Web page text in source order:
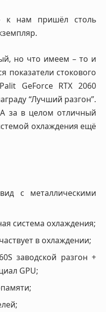
к нам пришёл столь
но что имеем – то и
показатели стокового
GeForce RTX 2060
“Лучший разгон”.
за в целом отличный
охлаждения ещё
с металлическими
система охлаждения;
в охлаждении;
заводской разгон +
GPU;